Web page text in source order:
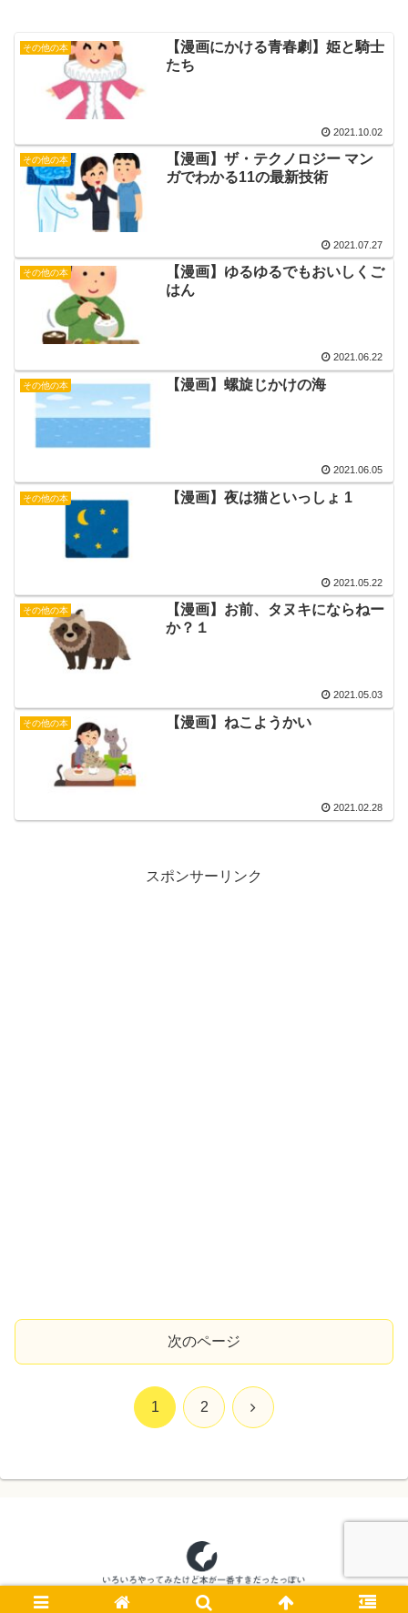
その他の本
【漫画にかける青春劇】姫と騎士
たち
2021.10.02
その他の本
【漫画】ザ・テクノロジー マン
ガでわかる11の最新技術
2021.07.27
その他の本
【漫画】ゆるゆるでもおいしくご
はん
2021.06.22
その他の本 【漫画】螺旋じかけの海
2021.06.05
その他の本 【漫画】夜は猫といっしょ 1
2021.05.22
その他の本
【漫画】お前、タヌキにならねー
か？１
2021.05.03
その他の本 【漫画】ねこようかい
2021.02.28
スポンサーリンク
次のページ
1 2 次
© 2020 いろいろやってみたけど本が一番すきだったっぽい.